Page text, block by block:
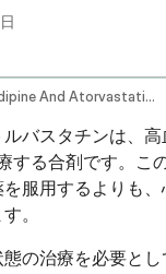
Amlodipine And Atorvastatin Oral Route
バスタチンは、
する合剤です。こ
服用するよりも、
。
の治療を必要とし